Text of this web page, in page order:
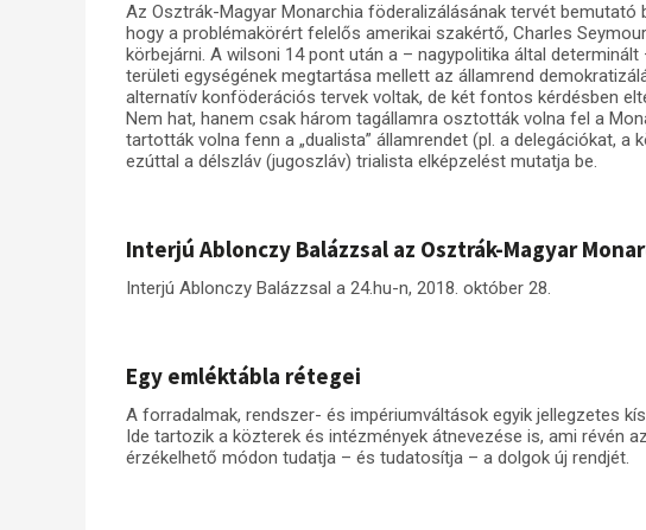
Az Osztrák-Magyar Monarchia föderalizálásának tervét bemutató
hogy a problémakörért felelős amerikai szakértő, Charles
körbejárni. A wilsoni 14 pont után a – nagypolitika által
területi egységének megtartása mellett az államrend
alternatív konföderációs tervek voltak, de két fontos kérdésben
Nem hat, hanem csak három tagállamra osztották volna fel a
tartották volna fenn a „dualista” államrendet (pl. a delegációkat, a
ezúttal a délszláv (jugoszláv) trialista elképzelést mutatja be.
Interjú Ablonczy Balázzsal az Osztrák-Magyar
Interjú Ablonczy Balázzsal a 24.hu-n, 2018. október 28.
Egy emléktábla rétegei
A forradalmak, rendszer- és impériumváltások egyik jellegzetes
Ide tartozik a közterek és intézmények átnevezése is, ami révén
érzékelhető módon tudatja – és tudatosítja – a dolgok új rendjét.